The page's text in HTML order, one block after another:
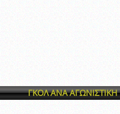
ΓΚΟΛ ΑΝΑ ΑΓΩΝΙΣΤΙΚΗ